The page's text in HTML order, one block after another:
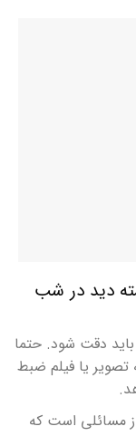
دید در شب
دقت شود. حتما
تصویر یا فیلم ضبط
مسائلی است که